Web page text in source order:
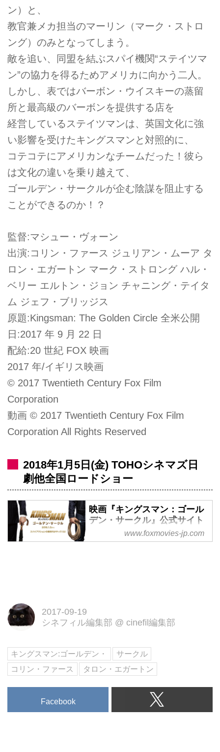
ン）と、
教官兼メカ担当のマーリン（マーク・ストロ
ング）のみとなってしまう。
敵を追い、同盟を結ぶスパイ機関“ステイツマ
ン”の協力を得るためアメリカに向かう二人。
しかし、表ではバーボン・ウイスキーの蒸留
所と最高級のバーボンを提供する店を
経営しているステイツマンは、英国文化に強
い影響を受けたキングスマンと対照的に、
コテコテにアメリカンなチームだった！彼ら
は文化の違いを乗り越えて、
ゴールデン・サークルが企む陰謀を阻止する
ことができるのか！？
監督:マシュー・ヴォーン
出演:コリン・ファース ジュリアン・ムーア タ
ロン・エガートン マーク・ストロング ハル・
ベリー エルトン・ジョン チャニング・テイタ
ム ジェフ・ブリッジス
原題:Kingsman: The Golden Circle 全米公開
日:2017 年 9 月 22 日
配給:20 世紀 FOX 映画
2017 年/イギリス映画
© 2017 Twentieth Century Fox Film
Corporation
動画 © 2017 Twentieth Century Fox Film
Corporation All Rights Reserved
2018年1月5日(金) TOHOシネマズ日
劇他全国ロードショー
映画『キングスマン：ゴール
デン・サークル』公式サイト
2018年1月5日(金)公開
www.foxmovies-jp.com
2017-09-19
シネフィル編集部 @ cinefil編集部
キングスマン:ゴールデン・
サークル
コリン・ファース
タロン・エガートン
Facebook